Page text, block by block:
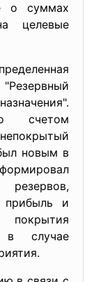
о суммах
целевые
счетом
новым в
прибыль и
в случае